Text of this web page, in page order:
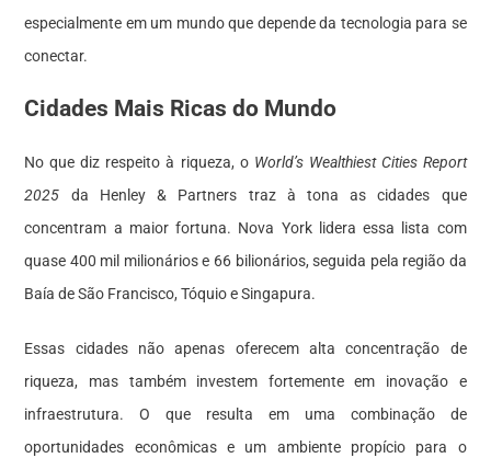
especialmente em um mundo que depende da tecnologia para se
conectar.
Cidades Mais Ricas do Mundo
No que diz respeito à riqueza, o World’s Wealthiest Cities Report
2025 da Henley & Partners traz à tona as cidades que
concentram a maior fortuna. Nova York lidera essa lista com
quase 400 mil milionários e 66 bilionários, seguida pela região da
Baía de São Francisco, Tóquio e Singapura.
Essas cidades não apenas oferecem alta concentração de
riqueza, mas também investem fortemente em inovação e
infraestrutura. O que resulta em uma combinação de
oportunidades econômicas e um ambiente propício para o